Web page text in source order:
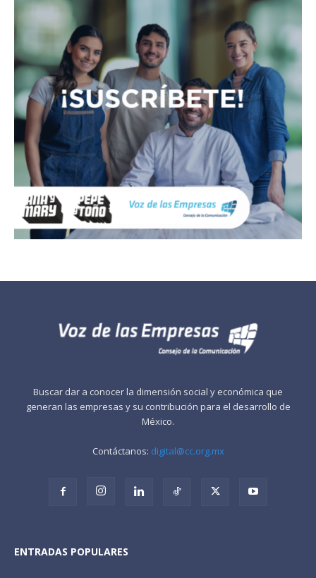
Buscar dar a conocer la dimensión social y económica que
generan las empresas y su contribución para el desarrollo de
México.
Contáctanos: digital@cc.org.mx
ENTRADAS POPULARES